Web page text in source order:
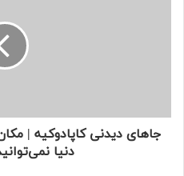
جاهای دیدنی کاپادوکیه |
دنیا